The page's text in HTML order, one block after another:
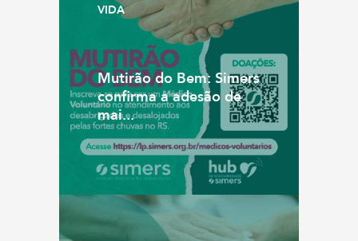
VIDA
Mutirão do Bem: Simers
confirma a adesão de
mai...